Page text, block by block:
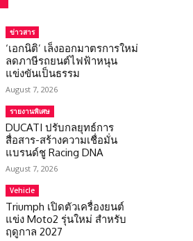
ข่าวสาร
‘เอกนิติ’ เล็งออกมาตรการใหม่
ลดภาษีรถยนต์ไฟฟ้าหนุน
แข่งขันเป็นธรรม
August 7, 2026
รายงานพิเศษ
DUCATI ปรับกลยุทธ์การ
สื่อสาร-สร้างความเชื่อมั่น
แบรนด์ชู Racing DNA
August 7, 2026
Vehicle
Triumph เปิดตัวเครื่องยนต์
แข่ง Moto2 รุ่นใหม่ สำหรับ
ฤดูกาล 2027